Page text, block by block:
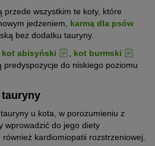
przede wszystkim te koty, które
jedzeniem, karmą dla psów
bez dodatku tauryny.
kot abisyński
kot burmski
predyspozycje do niskiego poziomu
u kota, w porozumieniu z
wprowadzić do jego diety
kardiomiopatii rozstrzeniowej.